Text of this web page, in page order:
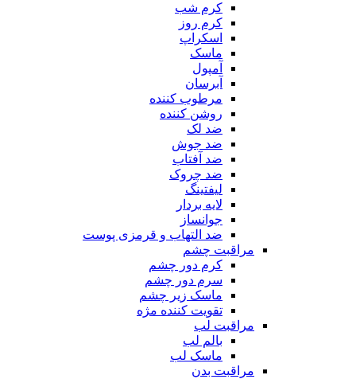
کرم شب
کرم روز
اسکراپ
ماسک
آمپول
آبرسان
مرطوب کننده
روشن کننده
ضد لک
ضد جوش
ضد آفتاب
ضد چروک
لیفتینگ
لایه بردار
جوانساز
ضد التهاب و قرمزی پوست
مراقبت چشم
کرم دور چشم
سرم دور چشم
ماسک زیر چشم
تقویت کننده مژه
مراقبت لب
بالم لب
ماسک لب
مراقبت بدن